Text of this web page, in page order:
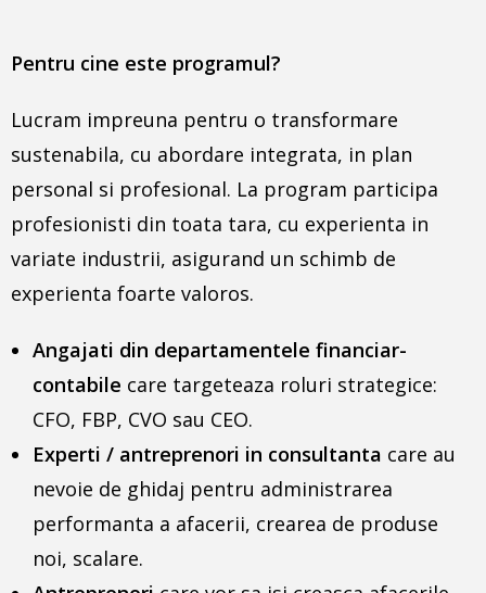
Pentru cine este programul?
Lucram impreuna pentru o transformare
sustenabila, cu abordare integrata, in plan
personal si profesional. La program participa
profesionisti din toata tara, cu experienta in
variate industrii, asigurand un schimb de
experienta foarte valoros.
Angajati din departamentele financiar-
contabile care targeteaza roluri strategice:
CFO, FBP, CVO sau CEO.
Experti / antreprenori in consultanta care au
nevoie de ghidaj pentru administrarea
performanta a afacerii, crearea de produse
noi, scalare.